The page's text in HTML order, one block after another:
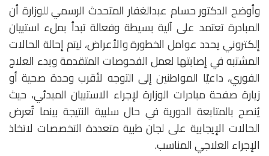
وأوضح الدكتور حسام عبدالغفار المتحدث الرسمي للوزارة أن
المبادرة تعتمد على آلية بسيطة وفعالة تبدأ بملء استبيان
إلكتروني يحدد عوامل الخطورة والأعراض، ليتم إحالة الحالات
المشتبه في إصابتها لعمل الفحوصات المتقدمة وبدء العلاج
الفوري، داعيًا المواطنين إلى التوجه لأقرب وحدة صحية أو
زيارة صفحة مبادرات الوزارة لإجراء الاستبيان المبدئي، حيث
يُنصح بالمتابعة الدورية في حال سلبية النتيجة بينما تُعرض
الحالات الإيجابية على لجان طبية متعددة التخصصات لاتخاذ
الإجراء العلاجي المناسب.